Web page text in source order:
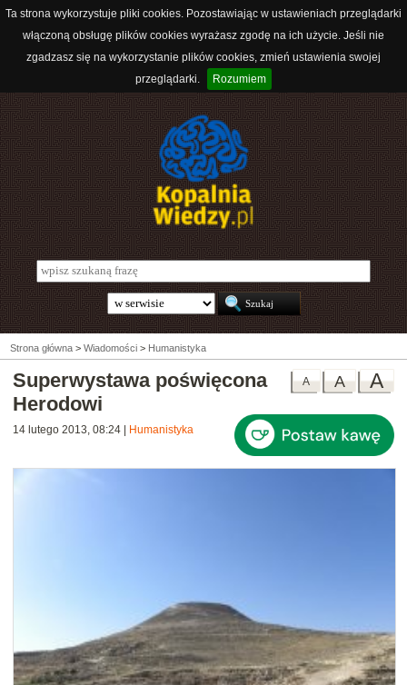
Ta strona wykorzystuje pliki cookies. Pozostawiając w ustawieniach przeglądarki
włączoną obsługę plików cookies wyrażasz zgodę na ich użycie. Jeśli nie
zgadzasz się na wykorzystanie plików cookies, zmień ustawienia swojej
przeglądarki.
Rozumiem
Strona główna > Wiadomości > Humanistyka
A
A
A
Superwystawa poświęcona
Herodowi
14 lutego 2013, 08:24 Humanistyka